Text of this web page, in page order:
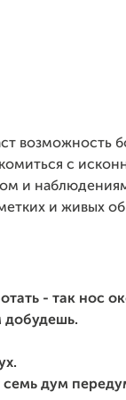
возможность
с
и
и живых
- так нос
добудешь.
семь дум